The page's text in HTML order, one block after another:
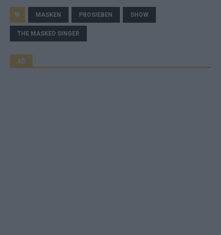
MASKEN PROSIEBEN SHOW
THE MASKED SINGER
AD